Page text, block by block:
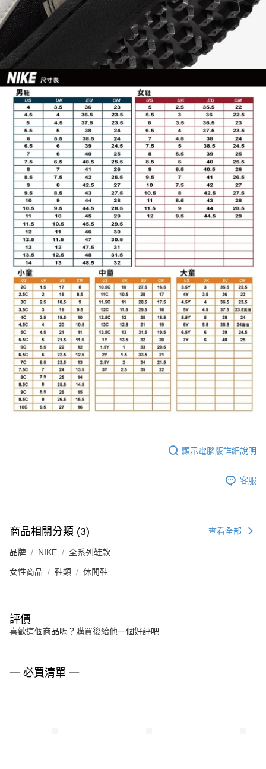
顯示電腦版詳細說明
客服
商品相關分類 (3) 查看全部
品牌 NIKE 全系列鞋款
女性商品 鞋類 休閒鞋
評價
喜歡這個商品嗎？購買後給他一個好評吧
一 必買清單 一